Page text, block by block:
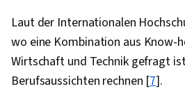
Laut der Internationalen
wo eine Kombination aus Know-
Wirtschaft und Technik gefragt
Berufsaussichten rechnen [7].